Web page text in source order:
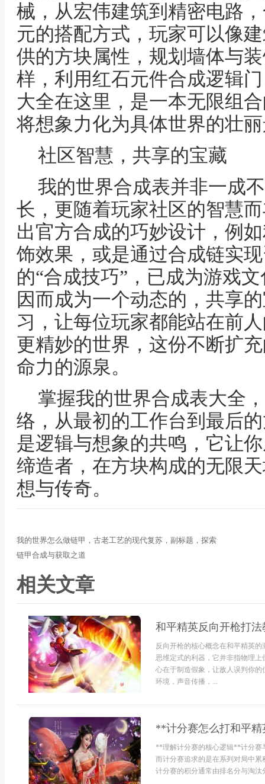
械，从宏伟建筑到精密电路
元的搭配方式，玩家可以像
供的方块属性，规划墙体与
样，利用红石元件合成逻辑
大全在这里，是一本无限组
将想象力化为具体世界的壮
社区智慧，共享的宝藏
我的世界合成表并非一成
长，更随着玩家社区的智慧
出官方合成的巧妙设计，例
饰效果，或是通过合成链实
的“合成技巧”，已成为游戏
因而成为一个动态的，共享
习，让每位玩家都能站在前
更精妙的世界，这份不断扩
命力的源泉。
掌握我的世界合成表大全
络，从最初的工作台到最后
是逻辑与想象的共鸣，它让
缔造者，在方块构成的无限
想与传奇。
我的世界怎么做链甲，古老工艺的现代复苏，副标题，探索
链甲合成与获取之道
相关文章
和平精英反向开枪打
反向开枪的核心概念在和平精英
思维定式的利器，它并非指物理
心在于制造假象，让敌人误判你
环境，声音传播，...
**计分赛怎么打和平
**理解计分赛的核心逻辑**计分赛
而计分赛追求的是在系列对局中
计分赛的积分通常由排名分与淘汰